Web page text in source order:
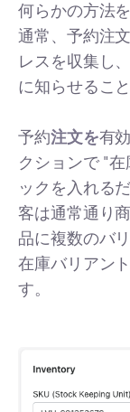
何らかの方法
通常、予約注
レスを収集し
に知らせるこ
予約注文を有
クションで "
ックを入れる
客は通常通り
品に複数のバ
在庫バリアン
す。